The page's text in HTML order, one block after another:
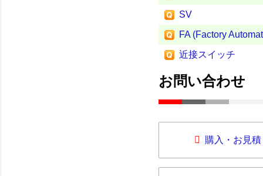
SV
FA (Factory
近接スイッチ
お問い合わせ
購入・お見